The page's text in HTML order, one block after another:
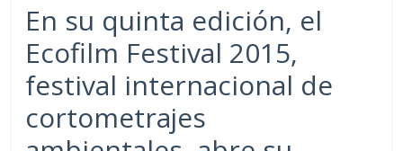
En su quinta edición, el
Ecofilm Festival 2015,
festival internacional de
cortometrajes